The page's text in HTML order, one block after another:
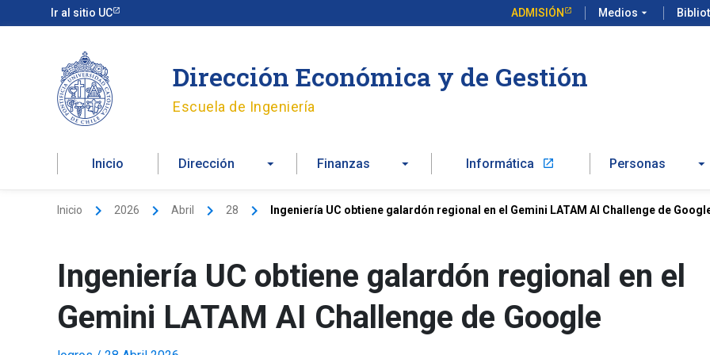
Ir al sitio UC ADMISIÓN Medios arrow_drop_down
al
Dirección Económica y de Gestión
Escuela de Ingeniería
Inicio Dirección Finanzas Informática launch Personas
Inicio 2026 Abril 28 Ingeniería UC obtiene galardón regional en el Gemini LATAM AI Challenge de
Ingeniería UC obtiene galardón regional en el
Gemini LATAM AI Challenge de Google